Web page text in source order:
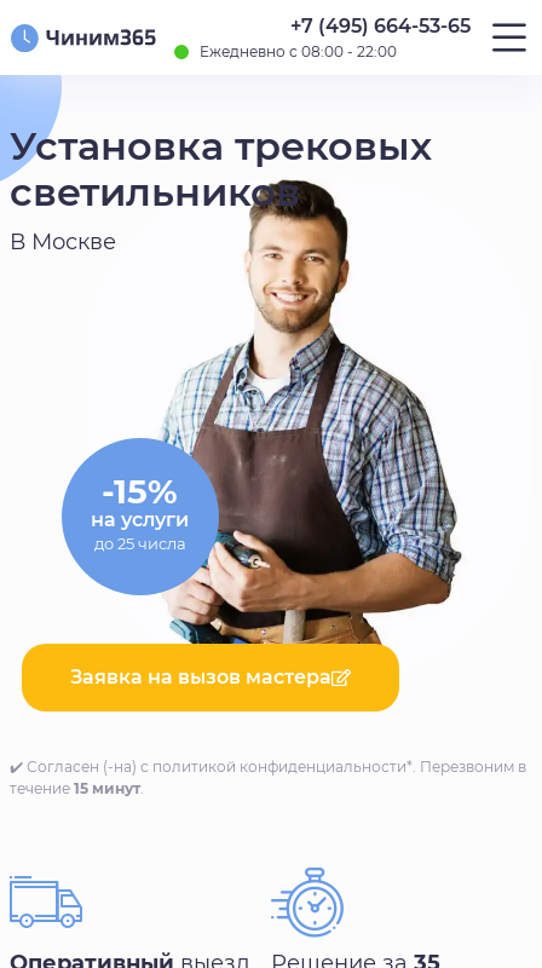
+7 (495) 664-53-65
Ежедневно с 08:00 - 22:00
Установка трековых
светильников
В Москве
Заявка на вызов мастера
✔️ Согласен (-на) с политикой конфиденциальности*. Перезвоним в
течение 15 минут.
-15%
на услуги
до 25 числа
Оперативный выезд Решение за 35